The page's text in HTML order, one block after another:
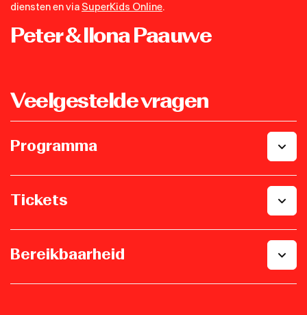
diensten en via SuperKids Online.
Peter & Ilona Paauwe
Veelgestelde vragen
Programma
Tickets
Bereikbaarheid